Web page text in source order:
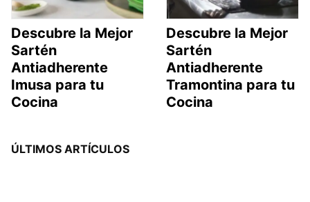
Descubre la Mejor
Sartén
Antiadherente
Imusa para tu
Cocina
Descubre la Mejor
Sartén
Antiadherente
Tramontina para tu
Cocina
ÚLTIMOS ARTÍCULOS